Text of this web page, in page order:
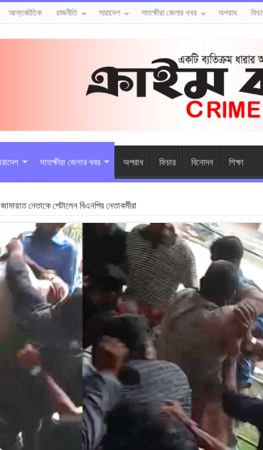
আন্তর্জাতিক রাজনীতি সারাদেশ সাতক্ষীরা জেলার খবর অপরাধ
সাতক্ষীরা জেলার খবর অপরাধ ফিচার বিনোদন শিক্ষা
জামায়াত নেতাকে পেটালেন বিএনপির নেতাকর্মীরা